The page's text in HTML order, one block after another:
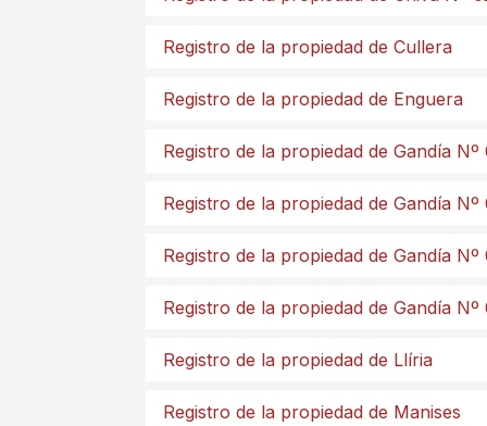
Registro de la propiedad de Cullera
Registro de la propiedad de Enguera
Registro de la propiedad de Gandía Nº
Registro de la propiedad de Gandía Nº
Registro de la propiedad de Gandía Nº
Registro de la propiedad de Gandía Nº
Registro de la propiedad de Llíria
Registro de la propiedad de Manises